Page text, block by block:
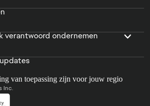
verantwoord ondernemen
van toepassing zijn voor jouw regio
Inc.